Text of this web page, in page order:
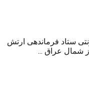
ستاد فرماندهی ارتش
شمال عراق ...